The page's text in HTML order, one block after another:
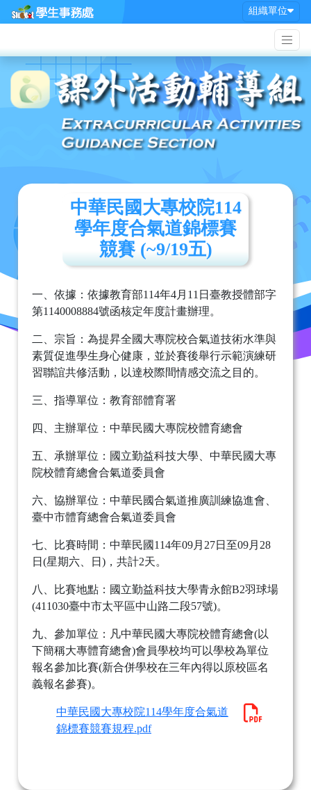
組織單位
中華民國大專校院114
學年度合氣道錦標賽
競賽 (~9/19五)
一、依據：依據教育部114年4月11日臺教授體部字
第1140008884號函核定年度計畫辦理。
二、宗旨：為提昇全國大專院校合氣道技術水準與
素質促進學生身心健康，並於賽後舉行示範演練研
習聯誼共修活動，以達校際間情感交流之目的。
三、指導單位：教育部體育署
四、主辦單位：中華民國大專院校體育總會
五、承辦單位：國立勤益科技大學、中華民國大專
院校體育總會合氣道委員會
六、協辦單位：中華民國合氣道推廣訓練協進會、
臺中市體育總會合氣道委員會
七、比賽時間：中華民國114年09月27日至09月28
日(星期六、日)，共計2天。
八、比賽地點：國立勤益科技大學青永館B2羽球場
(411030臺中市太平區中山路二段57號)。
九、參加單位：凡中華民國大專院校體育總會(以
下簡稱大專體育總會)會員學校均可以學校為單位
報名參加比賽(新合併學校在三年內得以原校區名
義報名參賽)。
中華民國大專校院114學年度合氣道
錦標賽競賽規程.pdf